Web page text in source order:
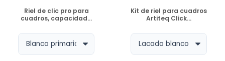
DISPONIBLE
Riel de clic pro para
cuadros, capacidad...
DISPONIBLE
Kit de riel para cuadros
Artiteq Click...